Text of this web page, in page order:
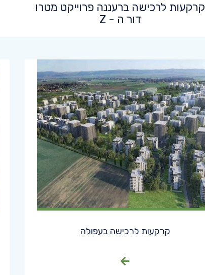
קרקעות לרכישה ברעננה פרוייקט מטרו
דור ה - Z
קרקעות לרכישה בעפולה